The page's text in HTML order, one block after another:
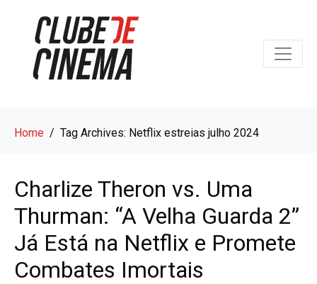
Home Tag Archives: Netflix estreias julho 2024
Charlize Theron vs. Uma
Thurman: “A Velha Guarda 2”
Já Está na Netflix e Promete
Combates Imortais